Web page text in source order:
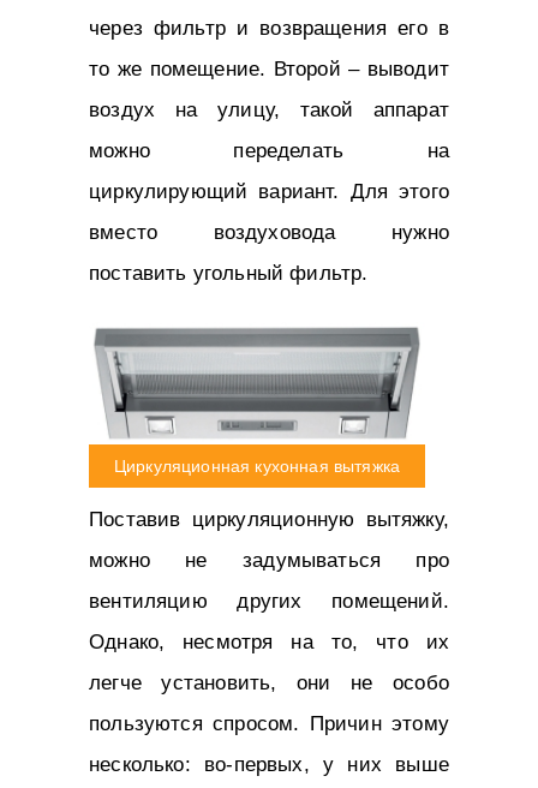
через фильтр и возвращения его в
то же помещение. Второй – выводит
воздух на улицу, такой аппарат
можно переделать на
циркулирующий вариант. Для этого
вместо воздуховода нужно
поставить угольный фильтр.
Циркуляционная кухонная вытяжка
Поставив циркуляционную вытяжку,
можно не задумываться про
вентиляцию других помещений.
Однако, несмотря на то, что их
легче установить, они не особо
пользуются спросом. Причин этому
несколько: во-первых, у них выше